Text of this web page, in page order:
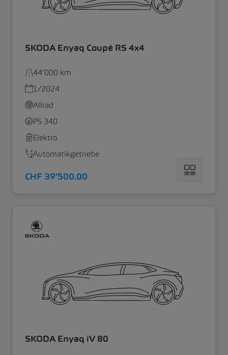
SKODA Enyaq Coupé RS 4x4
44’000 km
1/2024
Allrad
PS 340
Elektro
Automatikgetriebe
CHF 39’500.00
SKODA Enyaq iV 80